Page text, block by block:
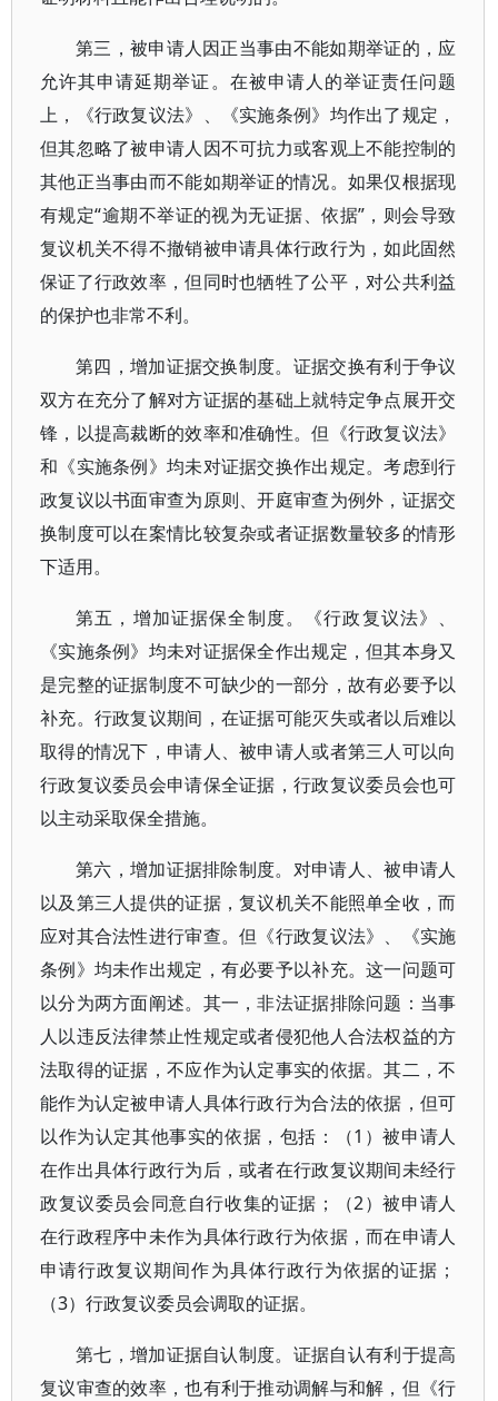
第三，被申请人因正当事由不能如期举证的，应
允许其申请延期举证。在被申请人的举证责任问题
上，《行政复议法》、《实施条例》均作出了规定，
但其忽略了被申请人因不可抗力或客观上不能控制的
其他正当事由而不能如期举证的情况。如果仅根据现
有规定“逾期不举证的视为无证据、依据”，则会导致
复议机关不得不撤销被申请具体行政行为，如此固然
保证了行政效率，但同时也牺牲了公平，对公共利益
的保护也非常不利。
第四，增加证据交换制度。证据交换有利于争议
双方在充分了解对方证据的基础上就特定争点展开交
锋，以提高裁断的效率和准确性。但《行政复议法》
和《实施条例》均未对证据交换作出规定。考虑到行
政复议以书面审查为原则、开庭审查为例外，证据交
换制度可以在案情比较复杂或者证据数量较多的情形
下适用。
第五，增加证据保全制度。《行政复议法》、
《实施条例》均未对证据保全作出规定，但其本身又
是完整的证据制度不可缺少的一部分，故有必要予以
补充。行政复议期间，在证据可能灭失或者以后难以
取得的情况下，申请人、被申请人或者第三人可以向
行政复议委员会申请保全证据，行政复议委员会也可
以主动采取保全措施。
第六，增加证据排除制度。对申请人、被申请人
以及第三人提供的证据，复议机关不能照单全收，而
应对其合法性进行审查。但《行政复议法》、《实施
条例》均未作出规定，有必要予以补充。这一问题可
以分为两方面阐述。其一，非法证据排除问题：当事
人以违反法律禁止性规定或者侵犯他人合法权益的方
法取得的证据，不应作为认定事实的依据。其二，不
能作为认定被申请人具体行政行为合法的依据，但可
以作为认定其他事实的依据，包括：（1）被申请人
在作出具体行政行为后，或者在行政复议期间未经行
政复议委员会同意自行收集的证据；（2）被申请人
在行政程序中未作为具体行政行为依据，而在申请人
申请行政复议期间作为具体行政行为依据的证据；
（3）行政复议委员会调取的证据。
第七，增加证据自认制度。证据自认有利于提高
复议审查的效率，也有利于推动调解与和解，但《行